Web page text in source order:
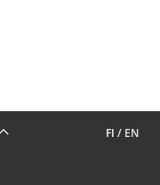
FI / EN